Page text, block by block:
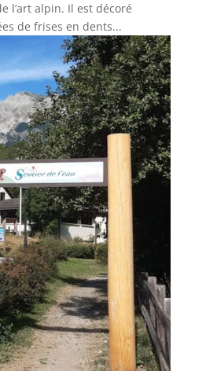
l’art alpin. Il est décoré
de frises en dents...